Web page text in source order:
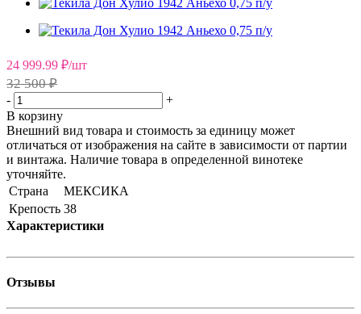
24 999.99 ₽/шт
32 500 ₽
-
+
В корзину
Внешний вид товара и стоимость за единицу может
отличаться от изображения на сайте в зависимости от партии
и винтажа. Наличие товара в определенной винотеке
уточняйте.
Страна
МЕКСИКА
Крепость 38
Характеристики
Отзывы